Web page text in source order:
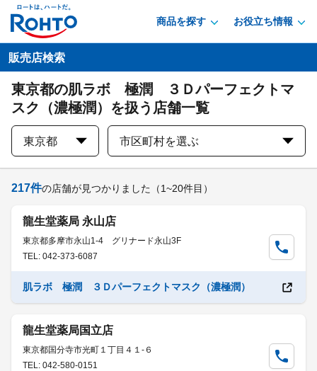
商品を探す お役立ち情報
販売店検索
東京都の肌ラボ 極潤 ３Ｄパーフェクトマ
スク（濃極潤）を扱う店舗一覧
東京都 市区町村を選ぶ
217件の店舗が見つかりました （1~20件目）
龍生堂薬局 永山店
東京都多摩市永山1-4 グリナード永山3F
TEL: 042-373-6087
肌ラボ 極潤 ３Ｄパーフェクトマスク（濃極潤）
龍生堂薬局国立店
東京都国分寺市光町１丁目４１-６
TEL: 042-580-0151